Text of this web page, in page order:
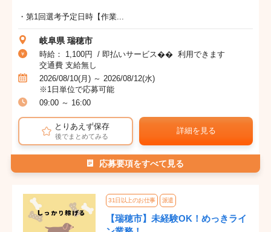
・第1回選考予定日時【作業...
岐阜県 瑞穂市
時給： 1,100円 / 即払いサービス�� 利用できます
交通費 支給無し
2026/08/10(月) ～ 2026/08/12(水)
※1日単位で応募可能
09:00 ～ 16:00
とりあえず保存
後でまとめてみる
詳細を見る
応募要項をすべて見る
31日以上のお仕事 派遣
【瑞穂市】未経験OK！めっきライ